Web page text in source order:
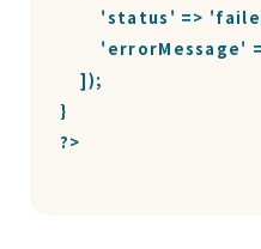
'status' =>
'errorMessage'
    ]);
}
?>